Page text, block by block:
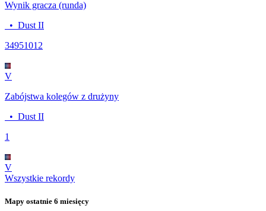
Wynik gracza (runda)
• Dust II
34951012
V
Zabójstwa kolegów z drużyny
• Dust II
1
V
Wszystkie rekordy
Mapy ostatnie 6 miesięcy